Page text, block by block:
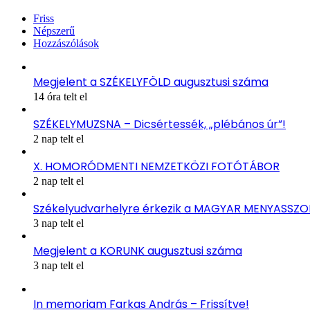
Friss
Népszerű
Hozzászólások
Megjelent a SZÉKELYFÖLD augusztusi száma
14 óra telt el
SZÉKELYMUZSNA – Dicsértessék, „plébános úr”!
2 nap telt el
X. HOMORÓDMENTI NEMZETKÖZI FOTÓTÁBOR
2 nap telt el
Székelyudvarhelyre érkezik a MAGYAR
3 nap telt el
Megjelent a KORUNK augusztusi száma
3 nap telt el
In memoriam Farkas András – Frissítve!